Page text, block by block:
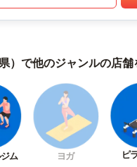
）で他のジャンルの店舗
ム ヨガ ピ